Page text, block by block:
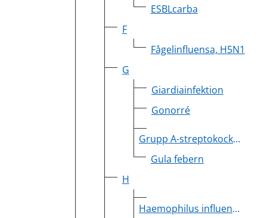
ESBLcarba
F
Fågelinfluensa, H5N1
G
Giardiainfektion
Gonorré
Grupp A-streptokocker (GAS)
Gula febern
H
Haemophilus influenzae, invasiv